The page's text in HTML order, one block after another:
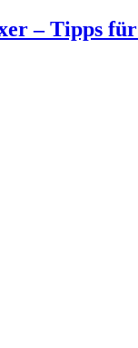
– Tipps